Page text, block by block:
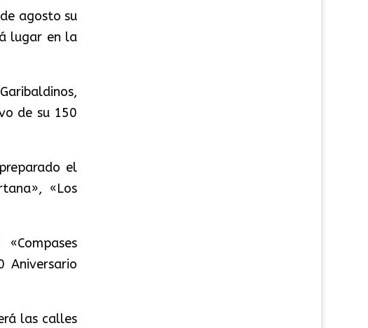
agosto su
lugar en la
de su 150
el
«Los
Aniversario
las calles